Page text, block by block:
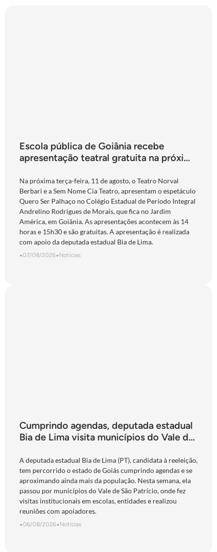
Escola pública de Goiânia recebe
apresentação teatral gratuita na próxima
Na próxima terça-feira, 11 de agosto, o Teatro Norval
Berbari e a Sem Nome Cia Teatro, apresentam o espetáculo
Quero Ser Palhaço no Colégio Estadual de Período Integral
Andrelino Rodrigues de Morais, que fica no Jardim
América, em Goiânia. As apresentações acontecem às 14
horas e 15h30 e são gratuitas. A apresentação é realizada
com apoio da deputada estadual Bia de Lima.
•07/08/2026•Notícias
Cumprindo agendas, deputada estadual
Bia de Lima visita municípios do Vale do
A deputada estadual Bia de Lima (PT), candidata à reeleição,
tem percorrido o estado de Goiás cumprindo agendas e se
aproximando ainda mais da população. Nesta semana, ela
passou por municípios do Vale de São Patrício, onde fez
visitas institucionais em escolas, entidades e realizou
reuniões com apoiadores.
•06/08/2026•Notícias